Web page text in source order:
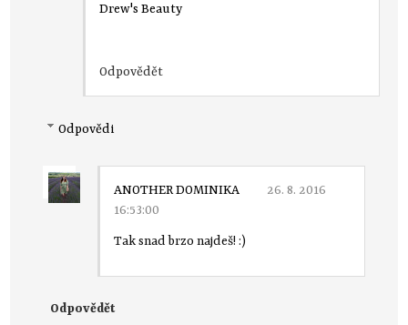
Drew's Beauty
Odpovědět
Odpovědi
ANOTHER DOMINIKA
26. 8. 2016
16:53:00
Tak snad brzo najdeš! :)
Odpovědět